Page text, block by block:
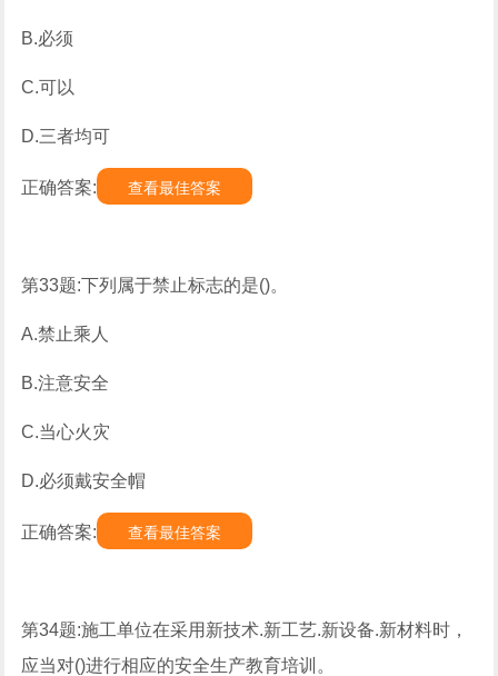
B.必须
C.可以
D.三者均可
正确答案: 查看最佳答案
第33题:下列属于禁止标志的是()。
A.禁止乘人
B.注意安全
C.当心火灾
D.必须戴安全帽
正确答案: 查看最佳答案
第34题:施工单位在采用新技术.新工艺.新设备.新材料时，
应当对()进行相应的安全生产教育培训。